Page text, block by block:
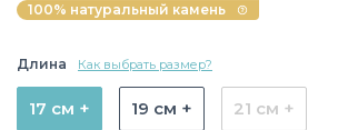
100% натуральный камень
Длина Как выбрать размер?
17 см + 19 см + 21 см +